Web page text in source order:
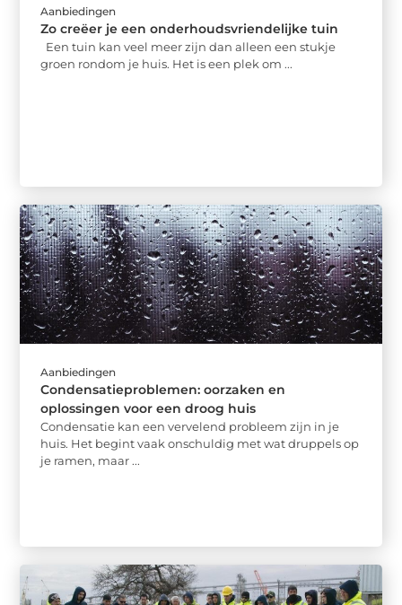
Aanbiedingen
Zo creëer je een onderhoudsvriendelijke tuin
Een tuin kan veel meer zijn dan alleen een stukje
groen rondom je huis. Het is een plek om ...
Aanbiedingen
Condensatieproblemen: oorzaken en
oplossingen voor een droog huis
Condensatie kan een vervelend probleem zijn in je
huis. Het begint vaak onschuldig met wat druppels op
je ramen, maar ...